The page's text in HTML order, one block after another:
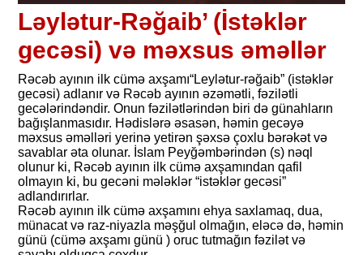
Ləylətur-Rəğaib’ (İstəklər
gecəsi) və məxsus əməllər
Rəcəb ayının ilk cümə axşamı“Leylətur-rəğaib” (istəklər
gecəsi) adlanır və Rəcəb ayının əzəmətli, fəzilətli
gecələrindəndir. Onun fəzilətlərindən biri də günahların
bağışlanmasıdır. Hədislərə əsasən, həmin gecəyə
məxsus əməlləri yerinə yetirən şəxsə çoxlu bərəkət və
savablar əta olunar. İslam Peyğəmbərindən (s) nəql
olunur ki, Rəcəb ayının ilk cümə axşamından qafil
olmayın ki, bu gecəni mələklər “istəklər gecəsi”
adlandırırlar.
Rəcəb ayının ilk cümə axşamını ehya saxlamaq, dua,
münacat və raz-niyazla məşğul olmağın, eləcə də, həmin
günü (cümə axşamı günü ) oruc tutmağın fəzilət və